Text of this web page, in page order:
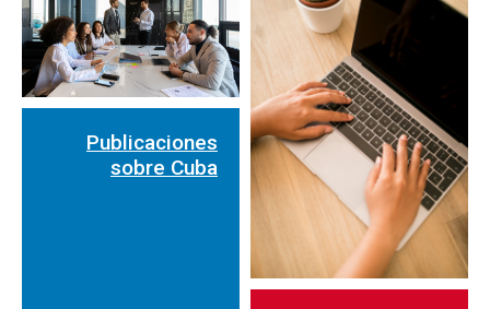
Publicaciones
sobre Cuba